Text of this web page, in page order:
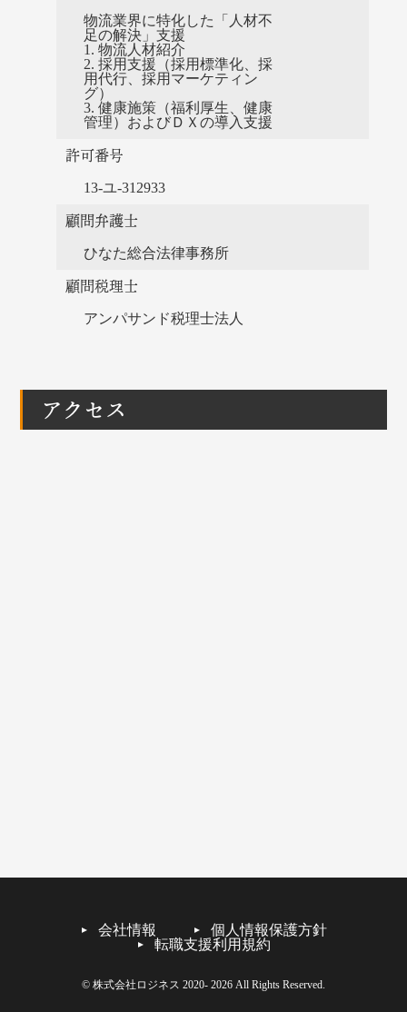
物流業界に特化した「人材不
足の解決」支援
1. 物流人材紹介
2. 採用支援（採用標準化、採
用代行、採用マーケティン
グ）
3. 健康施策（福利厚生、健康
管理）およびＤＸの導入支援
許可番号
13-ユ-312933
顧問弁護士
ひなた総合法律事務所
顧問税理士
アンパサンド税理士法人
アクセス
会社情報
個人情報保護方針
転職支援利用規約
© 株式会社ロジネス 2020- 2026 All Rights Reserved.